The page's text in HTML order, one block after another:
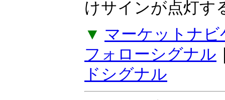
（特に週足）と相
『メガトレンドフ
感応度で、トレン
『ボラティリテ
期売買向き。ラン